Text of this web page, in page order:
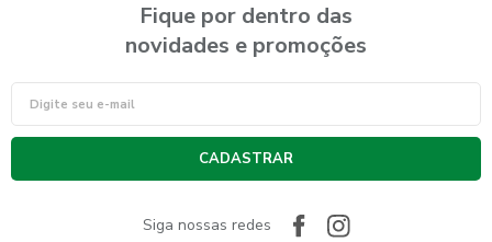
Fique por dentro das
novidades e promoções
CADASTRAR
Siga nossas redes